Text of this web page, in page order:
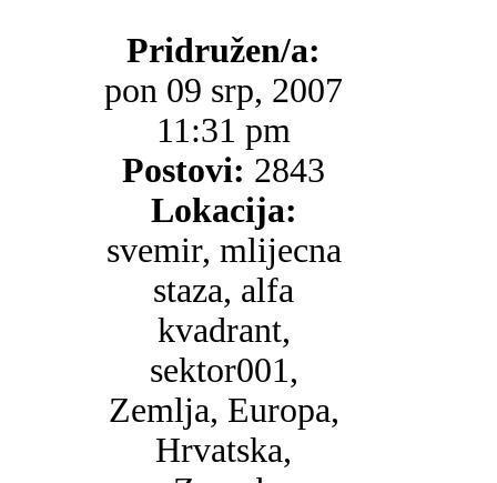
Pridružen/a:
pon 09 srp, 2007
11:31 pm
Postovi: 2843
Lokacija:
svemir, mlijecna
staza, alfa
kvadrant,
sektor001,
Zemlja, Europa,
Hrvatska,